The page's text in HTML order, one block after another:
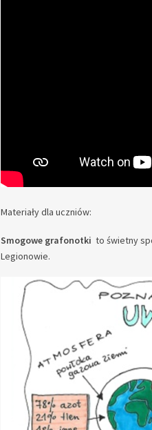
Materiały dla uczniów:
Smogowe grafonotki to świetny
Legionowie.